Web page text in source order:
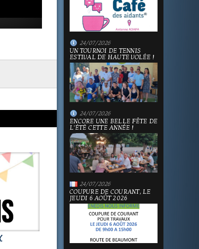
24/07/2026
UN TOURNOI DE TENNIS
ESTIVAL DE HAUTE VOLÉE !
24/07/2026
ENCORE UNE BELLE FÊTE DE
L'ÉTÉ CETTE ANNÉE !
24/07/2026
COUPURE DE COURANT, LE
JEUDI 6 AOÛT 2026